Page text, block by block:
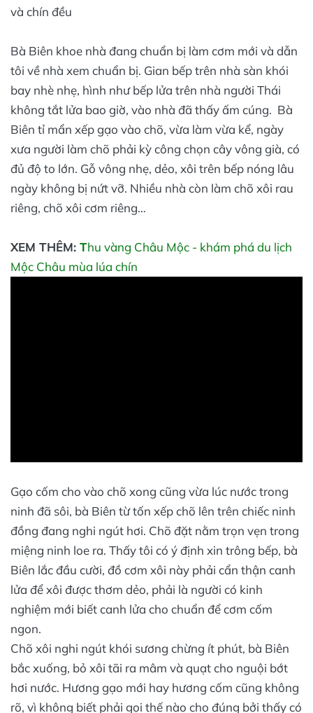
và chín đều
Bà Biên khoe nhà đang chuẩn bị làm cơm mới và dẫn
tôi về nhà xem chuẩn bị. Gian bếp trên nhà sàn khói
bay nhè nhẹ, hình như bếp lửa trên nhà người Thái
không tắt lửa bao giờ, vào nhà đã thấy ấm cúng. Bà
Biên tỉ mẩn xếp gạo vào chõ, vừa làm vừa kể, ngày
xưa người làm chõ phải kỳ công chọn cây vông già, có
đủ độ to lớn. Gỗ vông nhẹ, dẻo, xôi trên bếp nóng lâu
ngày không bị nứt vỡ. Nhiều nhà còn làm chõ xôi rau
riêng, chõ xôi cơm riêng…
XEM THÊM: Thu vàng Châu Mộc - khám phá du lịch
Mộc Châu mùa lúa chín
Gạo cốm cho vào chõ xong cũng vừa lúc nước trong
ninh đã sôi, bà Biên từ tốn xếp chõ lên trên chiếc ninh
đồng đang nghi ngút hơi. Chõ đặt nằm trọn vẹn trong
miệng ninh loe ra. Thấy tôi có ý định xin trông bếp, bà
Biên lắc đầu cười, đồ cơm xôi này phải cẩn thận canh
lửa để xôi được thơm dẻo, phải là người có kinh
nghiệm mới biết canh lửa cho chuẩn để cơm cốm
ngon.
Chõ xôi nghi ngút khói sương chừng ít phút, bà Biên
bắc xuống, bỏ xôi tãi ra mâm và quạt cho nguội bớt
hơi nước. Hương gạo mới hay hương cốm cũng không
rõ, vì không biết phải gọi thế nào cho đúng bởi thấy có